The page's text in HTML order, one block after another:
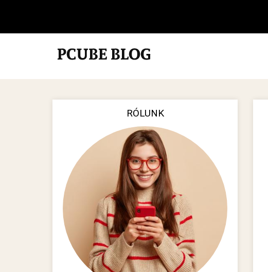
RÓLUNK